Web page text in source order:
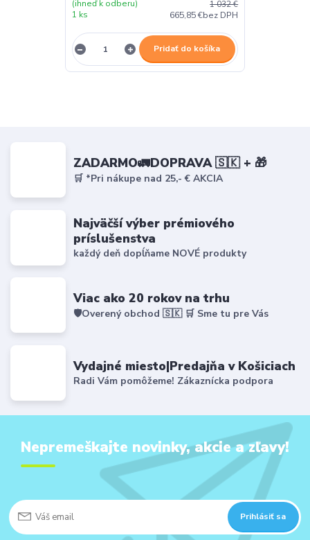
1 032 €
665,85 €bez DPH
(ihneď k odberu)
1 ks
Pridať do košíka
ZADARMO🚛DOPRAVA 🇸🇰 + 🎁
🛒 *Pri nákupe nad 25,- € AKCIA
Najväčší výber prémiového
príslušenstva
každý deň dopĺňame NOVÉ produkty
Viac ako 20 rokov na trhu
🛡️Overený obchod 🇸🇰 🛒 Sme tu pre Vás
Vydajné miesto|Predajňa v Košiciach
Radi Vám pomôžeme! Zákaznícka podpora
Nepremeškajte novinky, akcie a zľavy!
Prihlásiť sa